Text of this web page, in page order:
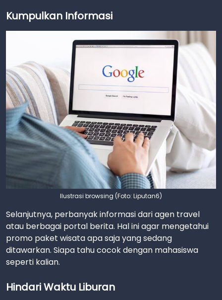
Kumpulkan Informasi
Ilustrasi browsing (Foto: Liputan6)
Selanjutnya, perbanyak informasi dari agen travel
atau berbagai portal berita. Hal ini agar mengetahui
promo paket wisata apa saja yang sedang
ditawarkan. Siapa tahu cocok dengan mahasiswa
seperti kalian.
Hindari Waktu Liburan